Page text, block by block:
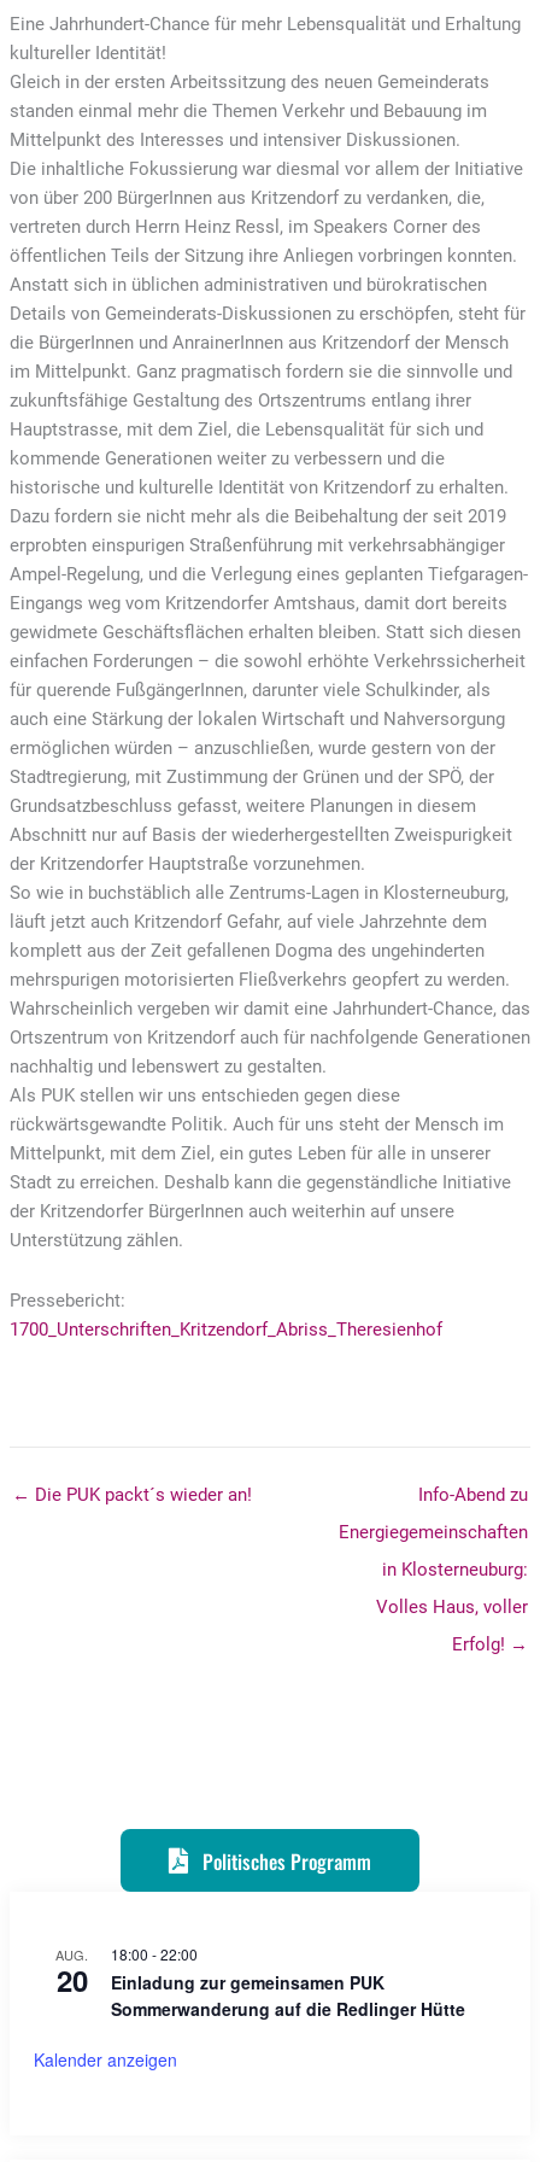
Eine Jahrhundert-Chance für mehr Lebensqualität und Erhaltung
kultureller Identität!
Gleich in der ersten Arbeitssitzung des neuen Gemeinderats
standen einmal mehr die Themen Verkehr und Bebauung im
Mittelpunkt des Interesses und intensiver Diskussionen.
Die inhaltliche Fokussierung war diesmal vor allem der Initiative
von über 200 BürgerInnen aus Kritzendorf zu verdanken, die,
vertreten durch Herrn Heinz Ressl, im Speakers Corner des
öffentlichen Teils der Sitzung ihre Anliegen vorbringen konnten.
Anstatt sich in üblichen administrativen und bürokratischen
Details von Gemeinderats-Diskussionen zu erschöpfen, steht für
die BürgerInnen und AnrainerInnen aus Kritzendorf der Mensch
im Mittelpunkt. Ganz pragmatisch fordern sie die sinnvolle und
zukunftsfähige Gestaltung des Ortszentrums entlang ihrer
Hauptstrasse, mit dem Ziel, die Lebensqualität für sich und
kommende Generationen weiter zu verbessern und die
historische und kulturelle Identität von Kritzendorf zu erhalten.
Dazu fordern sie nicht mehr als die Beibehaltung der seit 2019
erprobten einspurigen Straßenführung mit verkehrsabhängiger
Ampel-Regelung, und die Verlegung eines geplanten Tiefgaragen-
Eingangs weg vom Kritzendorfer Amtshaus, damit dort bereits
gewidmete Geschäftsflächen erhalten bleiben. Statt sich diesen
einfachen Forderungen – die sowohl erhöhte Verkehrssicherheit
für querende FußgängerInnen, darunter viele Schulkinder, als
auch eine Stärkung der lokalen Wirtschaft und Nahversorgung
ermöglichen würden – anzuschließen, wurde gestern von der
Stadtregierung, mit Zustimmung der Grünen und der SPÖ, der
Grundsatzbeschluss gefasst, weitere Planungen in diesem
Abschnitt nur auf Basis der wiederhergestellten Zweispurigkeit
der Kritzendorfer Hauptstraße vorzunehmen.
So wie in buchstäblich alle Zentrums-Lagen in Klosterneuburg,
läuft jetzt auch Kritzendorf Gefahr, auf viele Jahrzehnte dem
komplett aus der Zeit gefallenen Dogma des ungehinderten
mehrspurigen motorisierten Fließverkehrs geopfert zu werden.
Wahrscheinlich vergeben wir damit eine Jahrhundert-Chance, das
Ortszentrum von Kritzendorf auch für nachfolgende Generationen
nachhaltig und lebenswert zu gestalten.
Als PUK stellen wir uns entschieden gegen diese
rückwärtsgewandte Politik. Auch für uns steht der Mensch im
Mittelpunkt, mit dem Ziel, ein gutes Leben für alle in unserer
Stadt zu erreichen. Deshalb kann die gegenständliche Initiative
der Kritzendorfer BürgerInnen auch weiterhin auf unsere
Unterstützung zählen.
Pressebericht:
1700_Unterschriften_Kritzendorf_Abriss_Theresienhof
← Die PUK packt´s wieder an!
Info-Abend zu
Energiegemeinschaften
in Klosterneuburg:
Volles Haus, voller
Erfolg! →
Politisches Programm
AUG.
20
18:00 -22:00
Einladung zur gemeinsamen PUK
Sommerwanderung auf die Redlinger Hütte
Kalender anzeigen